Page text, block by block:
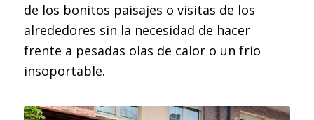
de los bonitos paisajes o visitas de los
alrededores sin la necesidad de hacer
frente a pesadas olas de calor o un frío
insoportable.